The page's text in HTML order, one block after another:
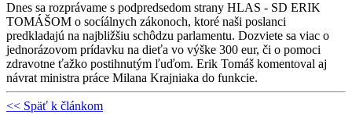
Dnes sa rozprávame s podpredsedom strany HLAS - SD ERIK
TOMÁŠOM o socíálnych zákonoch, ktoré naši poslanci
predkladajú na najbližšiu schôdzu parlamentu. Dozviete sa viac o
jednorázovom prídavku na dieťa vo výške 300 eur, či o pomoci
zdravotne ťažko postihnutým ľuďom. Erik Tomáš komentoval aj
návrat ministra práce Milana Krajniaka do funkcie.
<< Späť k článkom